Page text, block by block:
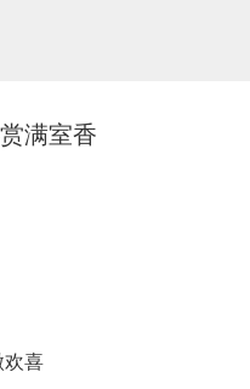
满室香
欢喜